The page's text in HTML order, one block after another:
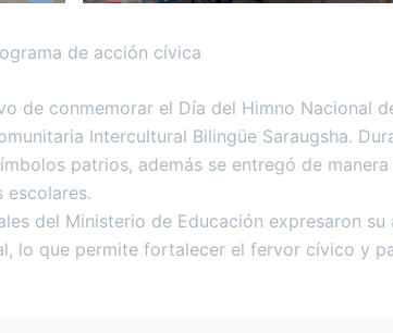
de acción cívica
de conmemorar el Día del Himno Nacional
Intercultural Bilingüe Saraugsha.
patrios, además se entregó de
escolares.
del Ministerio de Educación expresaron
lo que permite fortalecer el fervor cívico y